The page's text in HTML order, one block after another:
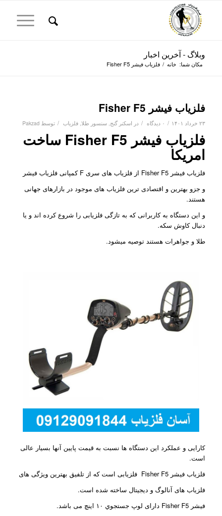
وبلاگ - آخرین اخبار
مکان شما: خانه / فلزیاب فیشر Fisher F5
فلزیاب فیشر Fisher F5
۲۳ خرداد ۱۴۰۱ / ۰ دیدگاه / در اسکنر گنج, سنسور طلا, فلزیاب / توسط Pakzad
فلزیاب فیشر Fisher F5 ساخت
امریکا
فلزیاب فیشر Fisher F5 از فلزیاب های سری F کمپانی فلزیاب فیشر
و جزو بهترین و اقتصادی ترین فلزیاب های موجود در بازارهای جهانی
هستند.
و این دستگاه به کاربرانی که به تازگی فلزیابی را شروع کرده اند و یا
دنبال کاوش سکه.
طلا و جواهرات هستند توصیه میشود.
کارایی و عملکرد این دستگاه ها نسبت به قیمت پایین آنها بسیار عالی
است.
فلزیاب فیشر Fisher F5 فلزیابی است که از تلفیق بهترین ویژگی های
فلزیاب های آنالوگ و دیجیتال ساخته شده است.
فیشر Fisher F5 دارای لوپ جستجوي ۱۰ اينچ می باشد.